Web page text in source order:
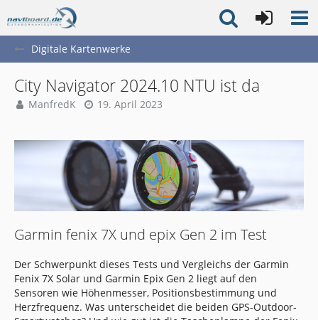
Digitale Kartenwerke
City Navigator 2024.10 NTU ist da
ManfredK 19. April 2023
Garmin fenix 7X und epix Gen 2 im Test
Der Schwerpunkt dieses Tests und Vergleichs der Garmin
Fenix 7X Solar und Garmin Epix Gen 2 liegt auf den
Sensoren wie Höhenmesser, Positionsbestimmung und
Herzfrequenz. Was unterscheidet die beiden GPS-Outdoor-